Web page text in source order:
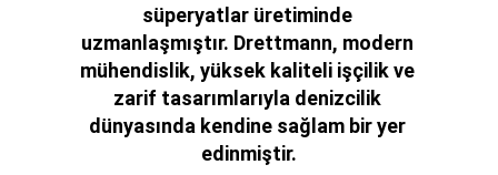
süperyatlar üretiminde
uzmanlaşmıştır. Drettmann, modern
mühendislik, yüksek kaliteli işçilik ve
zarif tasarımlarıyla denizcilik
dünyasında kendine sağlam bir yer
edinmiştir.